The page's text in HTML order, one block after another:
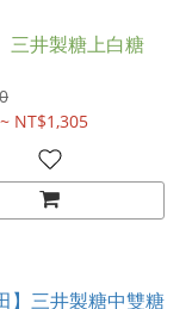
三井製糖上白糖
NT$1,305